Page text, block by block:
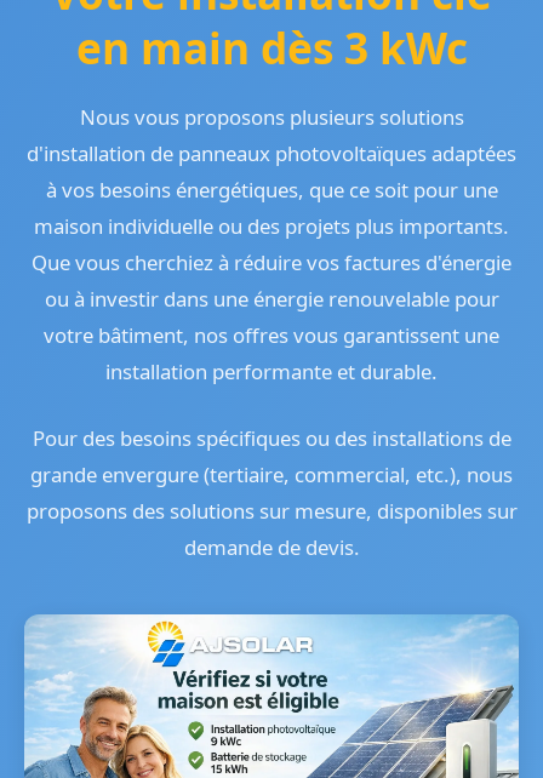
en main dès 3 kWc
Nous vous proposons plusieurs solutions
d'installation de panneaux photovoltaïques adaptées
à vos besoins énergétiques, que ce soit pour une
maison individuelle ou des projets plus importants.
Que vous cherchiez à réduire vos factures d'énergie
ou à investir dans une énergie renouvelable pour
votre bâtiment, nos offres vous garantissent une
installation performante et durable.
Pour des besoins spécifiques ou des installations de
grande envergure (tertiaire, commercial, etc.), nous
proposons des solutions sur mesure, disponibles sur
demande de devis.